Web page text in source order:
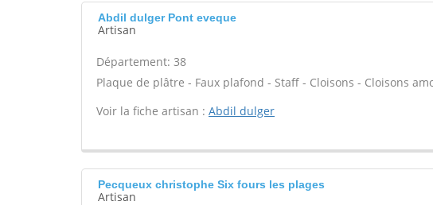
Abdil dulger Pont eveque
Artisan
Département: 38
Plaque de plâtre - Faux plafond - Staff - Cloisons - Cloisons
Voir la fiche artisan : Abdil dulger
Pecqueux christophe Six fours les plages
Artisan